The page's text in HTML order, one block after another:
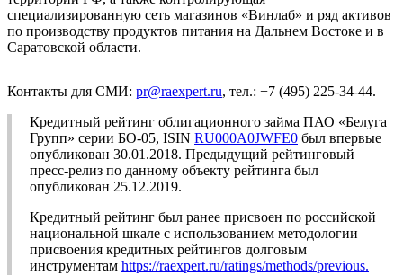
специализированную сеть магазинов «Винлаб» и ряд активов
по производству продуктов питания на Дальнем Востоке и в
Саратовской области.
Контакты для СМИ: pr@raexpert.ru, тел.: +7 (495) 225-34-44.
Кредитный рейтинг облигационного займа ПАО «Белуга
Групп» серии БО-05, ISIN RU000A0JWFE0 был впервые
опубликован 30.01.2018. Предыдущий рейтинговый
пресс-релиз по данному объекту рейтинга был
опубликован 25.12.2019.
Кредитный рейтинг был ранее присвоен по российской
национальной шкале с использованием методологии
присвоения кредитных рейтингов долговым
инструментам https://raexpert.ru/ratings/methods/previous.